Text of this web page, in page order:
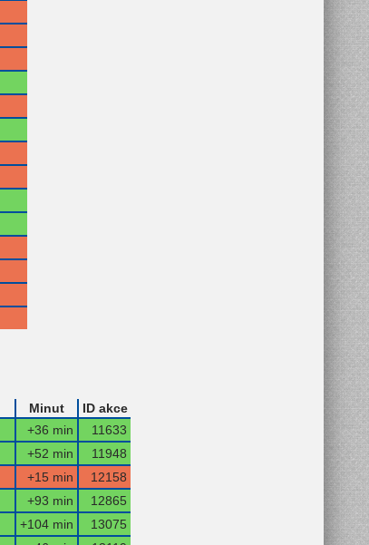
Minut
ID akce
+36 min
11633
+52 min
11948
+15 min
12158
+93 min
12865
+104 min
13075